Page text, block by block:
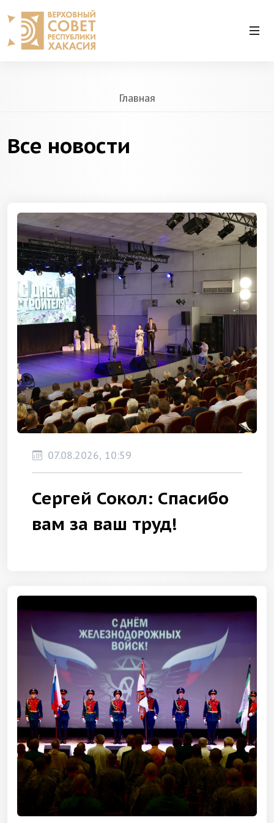
Главная
Все новости
07.08.2026, 10:59
Сергей Сокол: Спасибо
вам за ваш труд!